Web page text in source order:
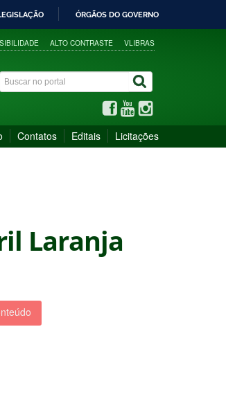
ÓRGÃOS DO GOVERNO
ALTO CONTRASTE VLIBRAS
Contatos Editais Licitações
Laranja